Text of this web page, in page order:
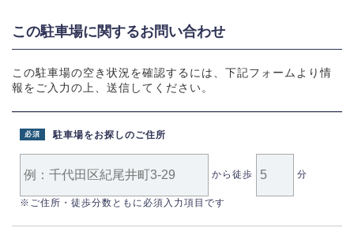
この駐車場に関するお問い合わせ
この駐車場の空き状況を確認するには、下記フォームより情
報をご入力の上、送信してください。
駐車場をお探しのご住所
必須
から徒歩 分
※ご住所・徒歩分数ともに必須入力項目です